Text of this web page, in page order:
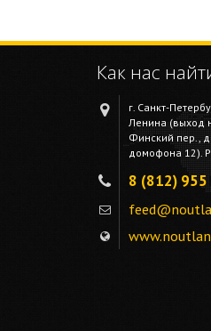
Как нас
г. Санкт-
Ленина (выход
Финский пер.,
домофона 12).
8 (812) 955